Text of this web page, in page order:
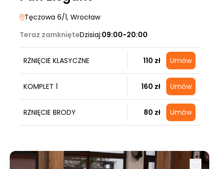
Tęczowa 6/1, Wrocław
Teraz zamknięteDzisiaj:09:00-20:00
RŻNIĘCIE KLASYCZNE 110 zł Umów
KOMPLET 1 160 zł Umów
RŻNIĘCIE BRODY 80 zł Umów